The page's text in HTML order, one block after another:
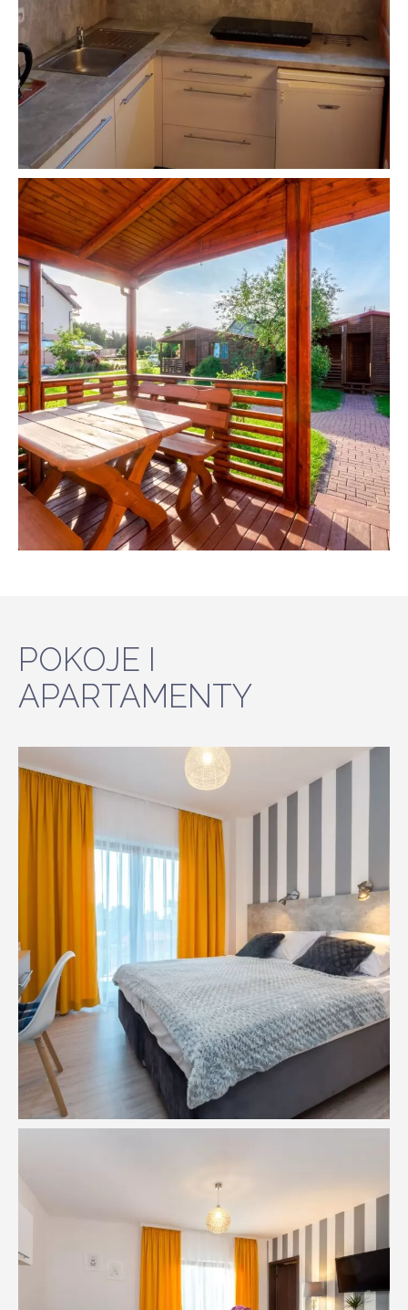
POKOJE I
APARTAMENTY